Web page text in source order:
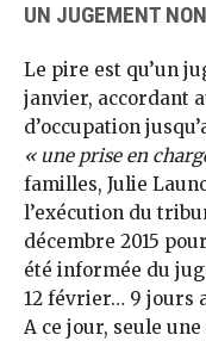
UN JUGEMENT
Le pire est qu’un
janvier, accordant
d’occupation
« une prise en
familles, Julie
l’exécution du
décembre 2015
été informée du
12 février… 9 jours
A ce jour, seule